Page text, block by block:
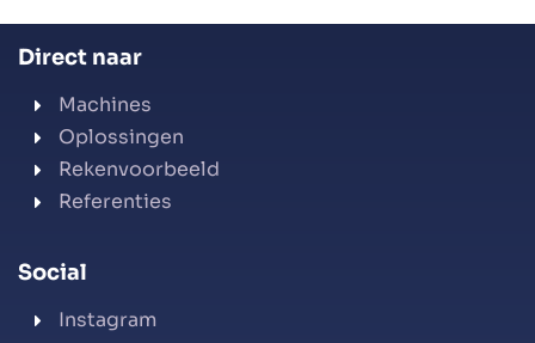
Direct naar
Machines
Oplossingen
Rekenvoorbeeld
Referenties
Social
Instagram